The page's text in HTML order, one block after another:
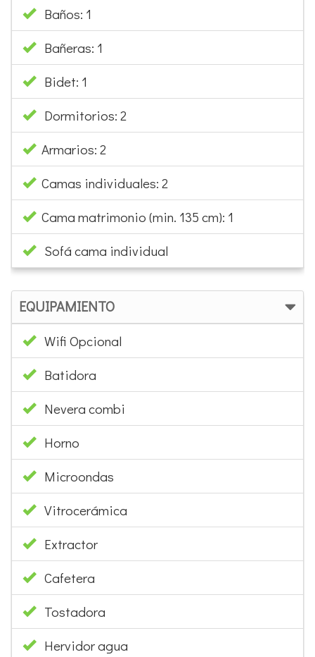
Baños: 1
Bañeras: 1
Bidet: 1
Dormitorios: 2
Armarios: 2
Camas individuales: 2
Cama matrimonio (min. 135 cm): 1
Sofá cama individual
EQUIPAMIENTO
Wifi Opcional
Batidora
Nevera combi
Horno
Microondas
Vitrocerámica
Extractor
Cafetera
Tostadora
Hervidor agua